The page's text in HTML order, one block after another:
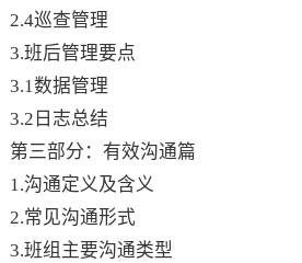
2.4巡查管理
3.班后管理要点
3.1数据管理
3.2日志总结
第三部分：有效沟通篇
1.沟通定义及含义
2.常见沟通形式
3.班组主要沟通类型